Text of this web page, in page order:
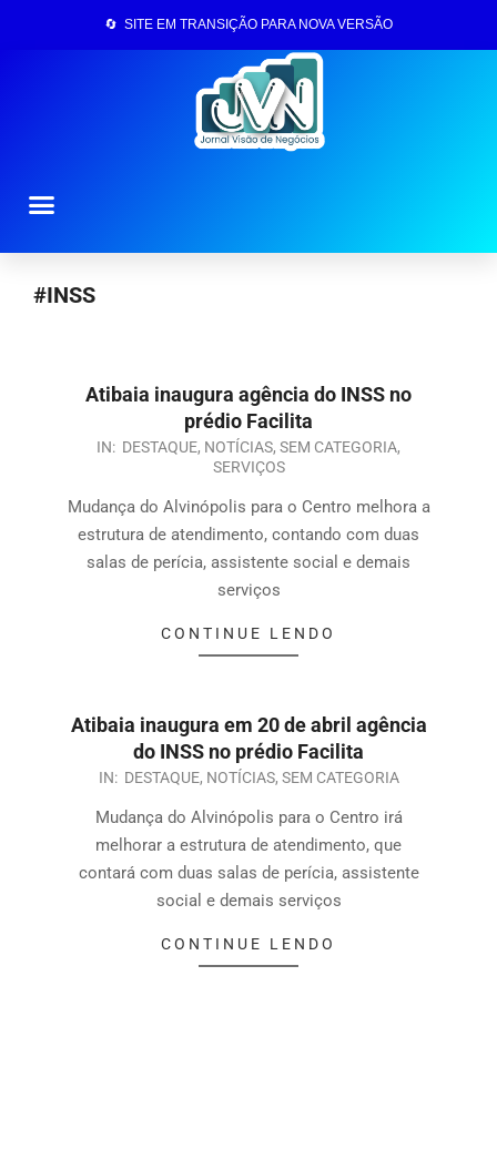
🔄 SITE EM TRANSIÇÃO PARA NOVA VERSÃO
#INSS
Atibaia inaugura agência do INSS no
prédio Facilita
IN: DESTAQUE, NOTÍCIAS, SEM CATEGORIA,
SERVIÇOS
Mudança do Alvinópolis para o Centro melhora a
estrutura de atendimento, contando com duas
salas de perícia, assistente social e demais
serviços
CONTINUE LENDO
Atibaia inaugura em 20 de abril agência
do INSS no prédio Facilita
IN: DESTAQUE, NOTÍCIAS, SEM CATEGORIA
Mudança do Alvinópolis para o Centro irá
melhorar a estrutura de atendimento, que
contará com duas salas de perícia, assistente
social e demais serviços
CONTINUE LENDO